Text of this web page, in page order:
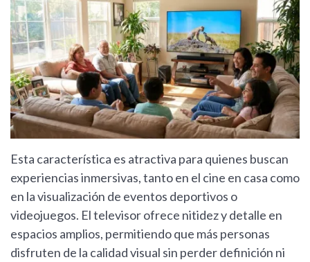
Esta característica es atractiva para quienes buscan
experiencias inmersivas, tanto en el cine en casa como
en la visualización de eventos deportivos o
videojuegos. El televisor ofrece nitidez y detalle en
espacios amplios, permitiendo que más personas
disfruten de la calidad visual sin perder definición ni